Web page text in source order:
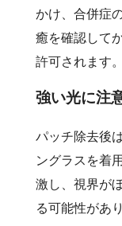
かけ、合併症
癒を確認して
許可されます。
強い光に注
パッチ除去後
ングラスを着
激し、視界が
る可能性があ